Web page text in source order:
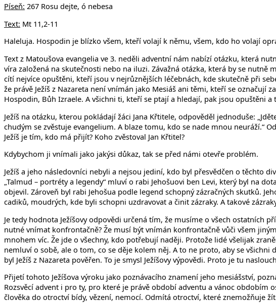
Píseň: 267 Rosu dejte, ó nebesa
Text: Mt 11,2-11
Haleluja. Hospodin je blízko všem, kteří volají k němu, všem, kdo ho volají
Text z Matoušova evangelia ve 3. neděli adventní nám nabízí otázku, která
víra založená na skutečnosti nebo na iluzi. Závažná otázka, která by se
cítí nejvíce opuštěni, kteří jsou v nejrůznějších léčebnách, kde skutečně při
že právě Ježíš z Nazareta není vnímán jako Mesiáš ani těmi, kteří se označují
Hospodin, Bůh Izraele. A všichni ti, kteří se ptají a hledají, pak jsou opuštěni a
Ježíš na otázku, kterou pokládají žáci Jana Křtitele, odpověděl jednoduše:
chudým se zvěstuje evangelium. A blaze tomu, kdo se nade mnou neuráží.“
Ježíš je tím, kdo má přijít? Koho zvěstoval Jan Křtitel?
Kdybychom ji vnímali jako jakýsi důkaz, tak se před námi otevře problém.
Ježíš a jeho následovníci nebyli a nejsou jediní, kdo byl přesvědčen o těchto
„Talmud – portréty a legendy“ mluví o rabi Jehošuovi ben Levi, který byl na
objevil. Zároveň byl rabi Jehošua podle legend schopný zázračných skutků.
cadiků, moudrých, kde byli schopni uzdravovat a činit zázraky. A takové
Je tedy hodnota Ježíšovy odpovědi určená tím, že musíme o všech ostatních
nutné vnímat konfrontačně? Že musí být vnímán konfrontačně vůči všem
mnohem víc. Že jde o všechny, kdo potřebují naději. Protože lidé všelijak
nemluví o sobě, ale o tom, co se děje kolem něj. A to ne proto, aby se
byl Ježíš z Nazareta pověřen. To je smysl Ježíšovy výpovědi. Proto je tu
Přijetí tohoto Ježíšova výroku jako poznávacího znamení jeho mesiášství,
Rozsvěcí advent i pro ty, pro které je právě období adventu a vánoc obdobím
člověka do otroctví bídy, vězení, nemocí. Odmítá otroctví, které znemožňuje